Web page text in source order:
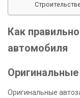
Как
автомобиля
Оригинальные
Оригинальные